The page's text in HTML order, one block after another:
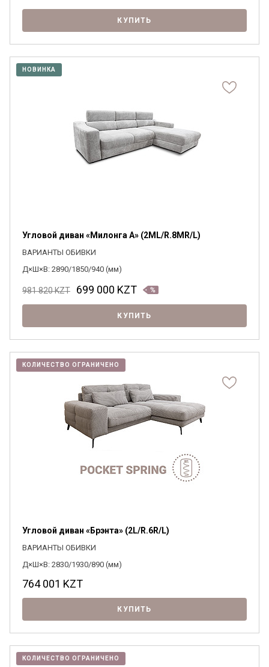
Я ознакомлен сПолитикой
обработки персональных данных и
согласен на их обработку.
КУПИТЬ
НОВИНКА
Угловой диван «Милонга А» (2ML/R.8MR/L)
ВАРИАНТЫ ОБИВКИ
Д×Ш×В: 2890/1850/940 (мм)
981 820KZT 699 000 KZT
КУПИТЬ
КОЛИЧЕСТВО ОГРАНИЧЕНО
Угловой диван «Брэнта» (2L/R.6R/L)
ВАРИАНТЫ ОБИВКИ
Д×Ш×В: 2830/1930/890 (мм)
764 001 KZT
КУПИТЬ
КОЛИЧЕСТВО ОГРАНИЧЕНО